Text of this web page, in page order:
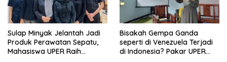
Sulap Minyak Jelantah Jadi
Produk Perawatan Sepatu,
Mahasiswa UPER Raih
Bisakah Gempa Ganda
seperti di Venezuela Terjadi
di Indonesia? Pakar UPER